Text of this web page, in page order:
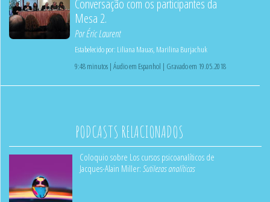
Conversação com os participantes da
Mesa 2.
PorÉric Laurent
Estabelecido por: Liliana Mauas, Marilina Burjachuk
9:48 minutos | Áudio em Espanhol | Gravado em 19.05.2018
PODCASTS RELACIONADOS
Coloquio sobre Los cursos psicoanalíticos de
Jacques-Alain Miller: Sutilezas analíticas